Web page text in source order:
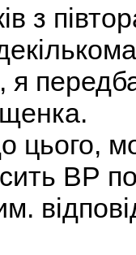
з
я
цього,
ВР